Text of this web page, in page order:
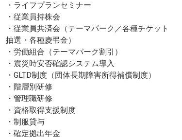
・ライフプランセミナー
・従業員持株会
・従業員共済会（テーマパーク／各種チケット
抽選・各種慶弔金）
・労働組合（テーマパーク割引）
・震災時安否確認システム導入
・GLTD制度（団体長期障害所得補償制度）
・階層別研修
・管理職研修
・資格取得支援制度
・制服貸与
・確定拠出年金